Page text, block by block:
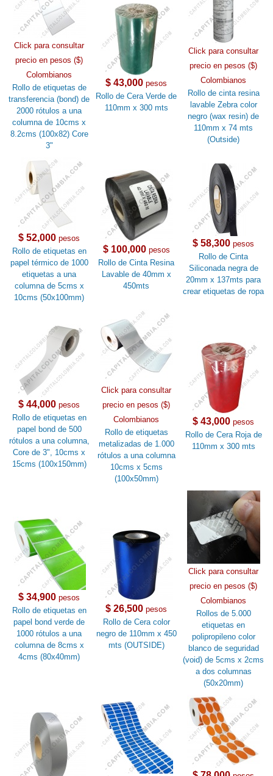
Click para consultar
precio en pesos ($)
Colombianos
Rollo de etiquetas de
transferencia (bond) de
2000 rótulos a una
columna de 10cms x
8.2cms (100x82) Core
3"
$ 43,000 pesos
Rollo de Cera Verde de
110mm x 300 mts
Click para consultar
precio en pesos ($)
Colombianos
Rollo de cinta resina
lavable Zebra color
negro (wax resin) de
110mm x 74 mts
(Outside)
$ 52,000 pesos
Rollo de etiquetas en
papel térmico de 1000
etiquetas a una
columna de 5cms x
10cms (50x100mm)
$ 100,000pesos
Rollo de Cinta Resina
Lavable de 40mm x
450mts
$ 58,300 pesos
Rollo de Cinta
Siliconada negra de
20mm x 137mts para
crear etiquetas de ropa
$ 44,000 pesos
Rollo de etiquetas en
papel bond de 500
rótulos a una columna,
Core de 3", 10cms x
15cms (100x150mm)
Click para consultar
precio en pesos ($)
Colombianos
Rollo de etiquetas
metalizadas de 1.000
rótulos a una columna
10cms x 5cms
(100x50mm)
$ 43,000 pesos
Rollo de Cera Roja de
110mm x 300 mts
$ 34,900 pesos
Rollo de etiquetas en
papel bond verde de
1000 rótulos a una
columna de 8cms x
4cms (80x40mm)
$ 26,500 pesos
Rollo de Cera color
negro de 110mm x 450
mts (OUTSIDE)
Click para consultar
precio en pesos ($)
Colombianos
Rollos de 5.000
etiquetas en
polipropileno color
blanco de seguridad
(void) de 5cms x 2cms
a dos columnas
(50x20mm)